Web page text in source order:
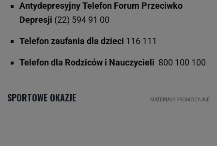
Antydepresyjny Telefon Forum Przeciwko
Depresji (22) 594 91 00
Telefon zaufania dla dzieci 116 111
Telefon dla Rodziców i Nauczycieli 800 100 100